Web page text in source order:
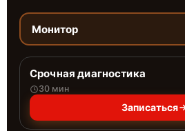
Монитор
Срочная диагностика
30 мин
Записаться